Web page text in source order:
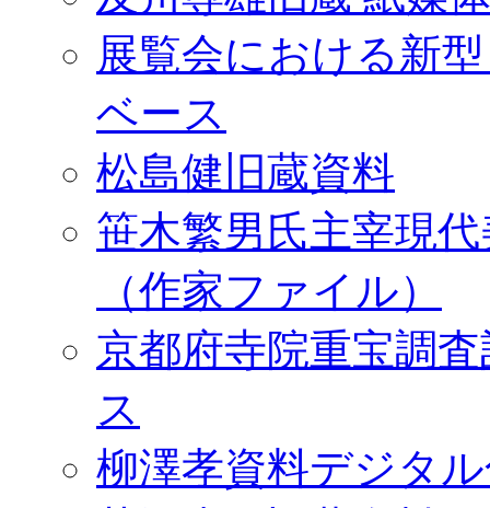
展覧会における新
ベース
松島健旧蔵資料
笹木繁男氏主宰現
（作家ファイル）
京都府寺院重宝調
ス
柳澤孝資料デジタ